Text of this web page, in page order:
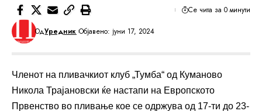
ОдУредник Објавено: јуни 17, 2024
Се чита за 0 минути
Членот на пливачкиот клуб „Тумба“ од Куманово
Никола Трајановски ќе настапи на Европското
Првенство во пливање кое се одржува од 17-ти до 23-